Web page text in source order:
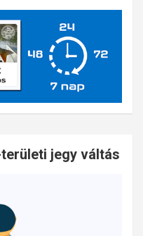
területi jegy váltás